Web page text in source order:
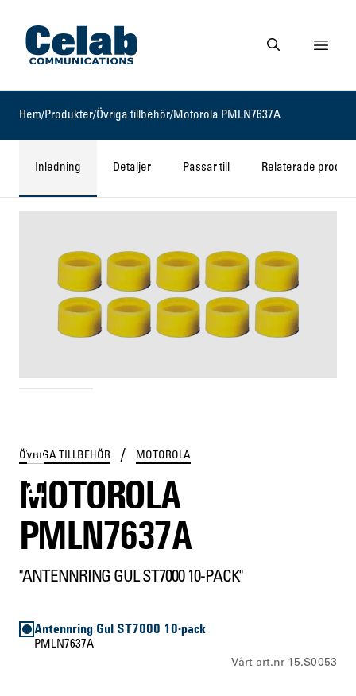
Gå till startsidan
Gå till söksidan
Visa
Hem/Produkter/Övriga tillbehör/ Motorola PMLN7637A
Inledning Detaljer Passar till Relaterade
ÖVRIGA TILLBEHÖR / MOTOROLA
MOTOROLA
PMLN7637A
"ANTENNRING GUL ST7000 10-PACK"
Antennring Gul ST7000 10-pack
PMLN7637A
Vårt art.nr 15.S0053
PMLN7637A